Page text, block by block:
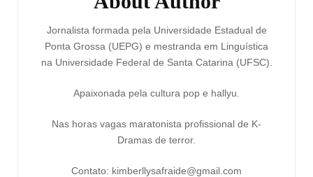
Jornalista formada pela Universidade Estadual de
Ponta Grossa (UEPG) e mestranda em Linguística
na Universidade Federal de Santa Catarina (UFSC).
Apaixonada pela cultura pop e hallyu.
Nas horas vagas maratonista profissional de K-
Dramas de terror.
Contato: kimberllysafraide@gmail.com